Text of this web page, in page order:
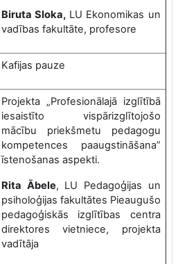
Biruta Sloka, LU Ekonomikas un
vadības fakultāte, profesore
Kafijas pauze
Projekta „Profesionālajā izglītībā
iesaistīto vispārizglītojošo
mācību priekšmetu pedagogu
kompetences paaugstināšana”
īstenošanas aspekti.
Rita Ābele, LU Pedagoģijas un
psiholoģijas fakultātes Pieaugušo
pedagoģiskās izglītības centra
direktores vietniece, projekta
vadītāja